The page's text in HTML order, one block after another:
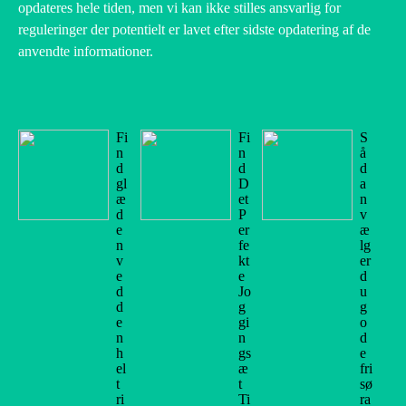
opdateres hele tiden, men vi kan ikke stilles ansvarlig for
reguleringer der potentielt er lavet efter sidste opdatering af de
anvendte informationer.
Fi
n
d
gl
æ
d
e
n
v
e
d
d
e
n
h
el
t
ri
Fi
n
d
D
et
P
er
fe
kt
e
Jo
g
gi
n
gs
æ
t
Ti
S
å
d
a
n
v
æ
lg
er
d
u
g
o
d
e
fri
sø
ra